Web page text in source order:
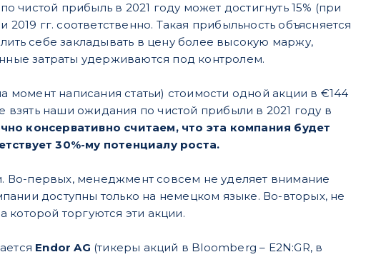
прибыль в 2021 году может достигнуть 15% (при
гг. соответственно. Такая прибыльность объясняется
себе закладывать в цену более высокую маржу,
затраты удерживаются под контролем.
написания статьи) стоимости одной акции в €144
взять наши ожидания по чистой прибыли в 2021 году в
консервативно считаем, что эта компания будет
30%-му потенциалу роста.
Во-первых, менеджмент совсем не уделяет внимание
доступны только на немецком языке. Во-вторых, не
торгуются эти акции.
Endor AG (тикеры акций в Bloomberg – E2N:GR, в